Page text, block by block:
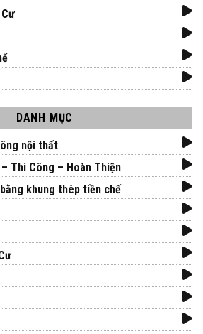
DANH MỤC
nội thất
Thi Công – Hoàn Thiện
khung thép tiền chế